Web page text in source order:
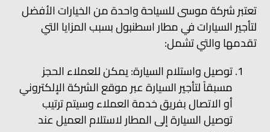
تعتبر شركة موسى للسياحة واحدة من الخيارات الأفضل
لتأجير السيارات في مطار اسطنبول بسبب المزايا التي
تقدمها والتي تشمل:
توصيل واستلام السيارة: يمكن للعملاء الحجز
مسبقاً لتأجير السيارة عبر موقع الشركة الإلكتروني
أو الاتصال بفريق خدمة العملاء وسيتم ترتيب
توصيل السيارة إلى المطار لاستلام العميل عند